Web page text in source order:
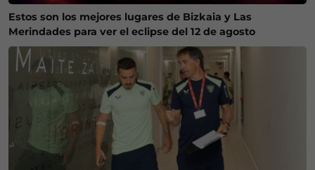
Estos son los mejores lugares de Bizkaia y Las
Merindades para ver el eclipse del 12 de agosto